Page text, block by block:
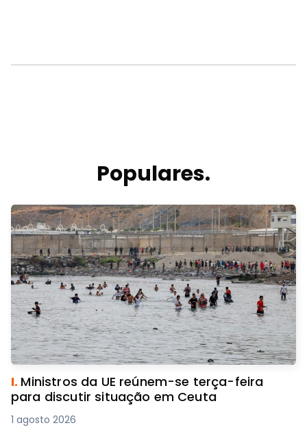
Populares.
I. Ministros da UE reúnem-se terça-feira
para discutir situação em Ceuta
1 agosto 2026